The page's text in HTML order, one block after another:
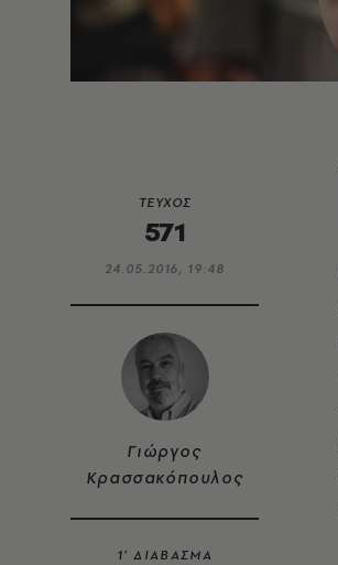
ΤΕΥΧΟΣ
571
24.05.2016, 19:48
Γιώργος
Κρασσακόπουλος
1’ ΔΙΑΒΑΣΜΑ